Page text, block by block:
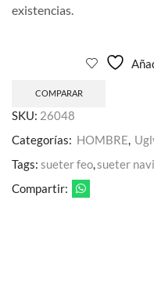
existencias.
COMPARAR
SKU: 26048
Categorías: HOMBRE,
Tags: sueter feo,sueter
Compartir: